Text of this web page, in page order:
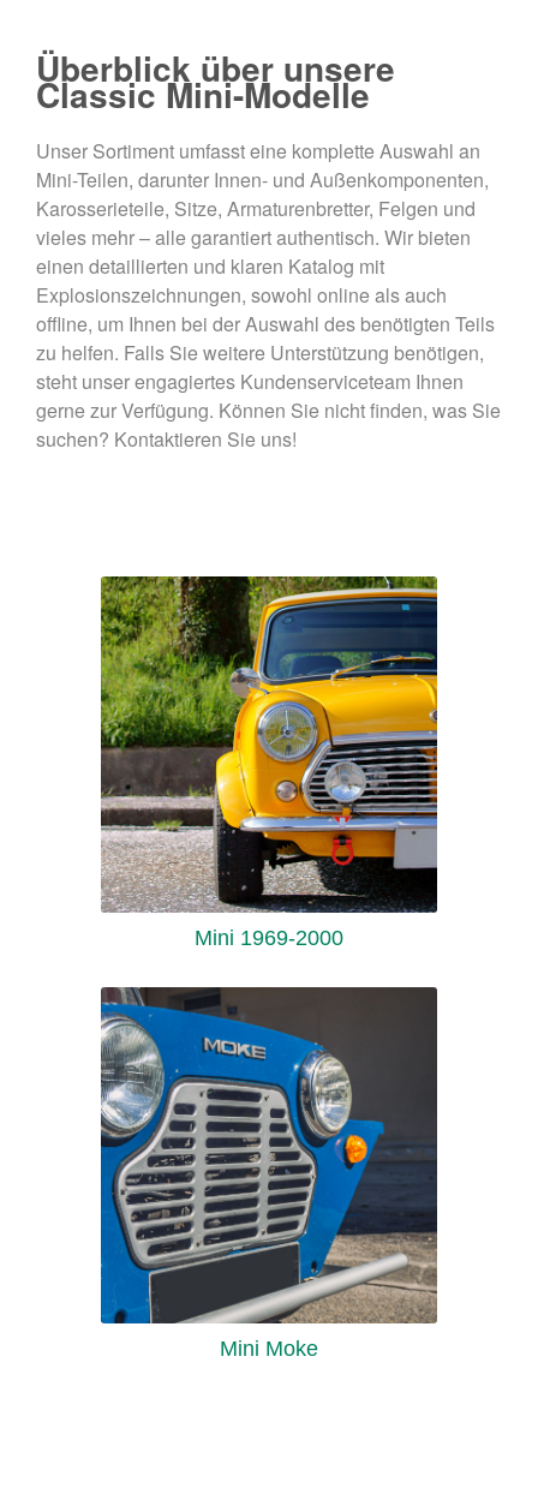
Überblick über unsere
Classic Mini-Modelle
Unser Sortiment umfasst eine komplette Auswahl an
Mini-Teilen, darunter Innen- und Außenkomponenten,
Karosserieteile, Sitze, Armaturenbretter, Felgen und
vieles mehr – alle garantiert authentisch. Wir bieten
einen detaillierten und klaren Katalog mit
Explosionszeichnungen, sowohl online als auch
offline, um Ihnen bei der Auswahl des benötigten Teils
zu helfen. Falls Sie weitere Unterstützung benötigen,
steht unser engagiertes Kundenserviceteam Ihnen
gerne zur Verfügung. Können Sie nicht finden, was Sie
suchen? Kontaktieren Sie uns!
Mini 1969-2000
Mini Moke